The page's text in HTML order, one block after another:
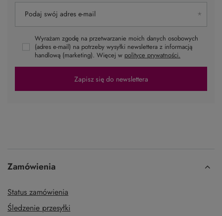
Podaj swój adres e-mail
Wyrażam zgodę na przetwarzanie moich danych osobowych
(adres e-mail) na potrzeby wysyłki newslettera z informacją
handlową (marketing). Więcej w polityce prywatności.
Zapisz się do newslettera
Zamówienia
Status zamówienia
Śledzenie przesyłki